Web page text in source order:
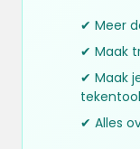
✔ Meer
✔ Maak
✔ Maak
tekentool
✔ Alles